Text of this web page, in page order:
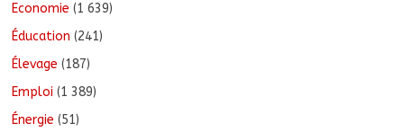
Economie (1 639)
Éducation (241)
Élevage (187)
Emploi (1 389)
Énergie (51)